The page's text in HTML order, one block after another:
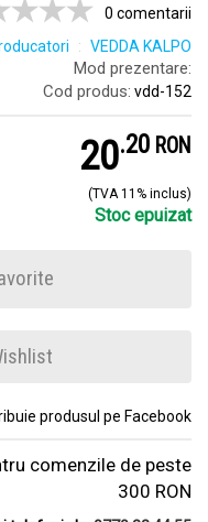
0 comentarii
VEDDA KALPO
Mod prezentare:
Cod produs: vdd-152
20.2 RON
(TVA 11% inclus)
Stoc epuizat
produsul pe Facebook
comenzile de peste
300 RON